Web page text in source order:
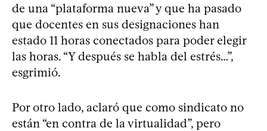
de una “plataforma nueva” y que ha pasado
que docentes en sus designaciones han
estado 11 horas conectados para poder elegir
las horas. “Y después se habla del estrés…”,
esgrimió.
Por otro lado, aclaró que como sindicato no
están “en contra de la virtualidad”, pero